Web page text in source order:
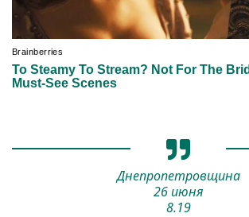
Днепропетровщина
26 июня
8.19